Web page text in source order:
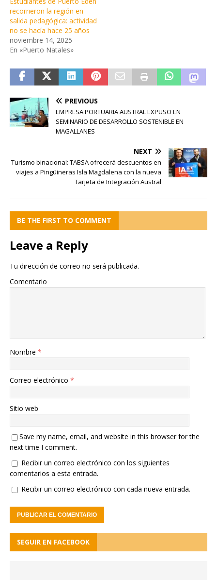
recorrieron la región en
salida pedagógica: actividad
no se hacía hace 25 años
noviembre 14, 2025
En «Puerto Natales»
PREVIOUS
EMPRESA PORTUARIA AUSTRAL EXPUSO EN
SEMINARIO DE DESARROLLO SOSTENIBLE EN
MAGALLANES
NEXT
Turismo binacional: TABSA ofrecerá descuentos en
viajes a Pingüineras Isla Magdalena con la nueva
Tarjeta de Integración Austral
BE THE FIRST TO COMMENT
Leave a Reply
Tu dirección de correo no será publicada.
Comentario
Nombre *
Correo electrónico *
Sitio web
Save my name, email, and website in this browser for the
next time I comment.
Recibir un correo electrónico con los siguientes
comentarios a esta entrada.
Recibir un correo electrónico con cada nueva entrada.
SEGUIR EN FACEBOOK